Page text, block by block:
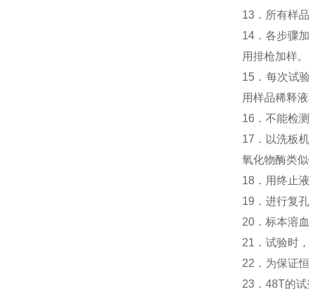
13．所有样
14．各步骤
用排枪加样。
15．每次试
用样品稀释
16．不能检
17．以洗板
氧化物酶类
18．用终止
19．进行复
20．标本溶
21．试验时
22．为保证
23．48T的